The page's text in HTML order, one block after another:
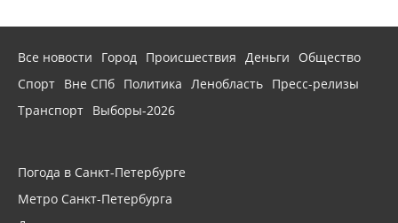
Все новости Город Происшествия Деньги
Общество
Спорт Вне СПб Политика Ленобласть Пресс-релизы
Транспорт Выборы-2026
Погода в Санкт-Петербурге
Метро Санкт-Петербурга